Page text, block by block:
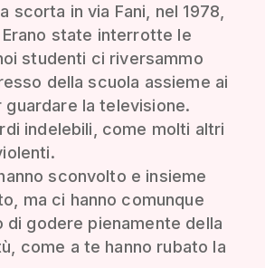
scorta in via Fani, nel 1978,
state interrotte le
studenti ci riversammo
della scuola assieme ai
la televisione.
indelebili, come molti altri
sconvolto e insieme
ma ci hanno comunque
di godere pienamente della
come a te hanno rubato la